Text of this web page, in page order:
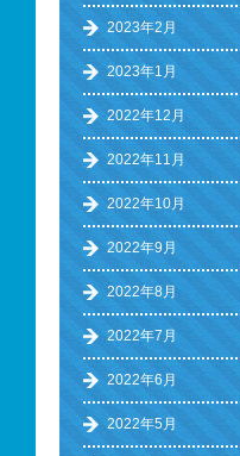
2023年2月
2023年1月
2022年12月
2022年11月
2022年10月
2022年9月
2022年8月
2022年7月
2022年6月
2022年5月